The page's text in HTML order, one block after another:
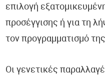
επιλογή
προσέγγισης ή για τη
τον προγραμματισμό
Οι γενετικές